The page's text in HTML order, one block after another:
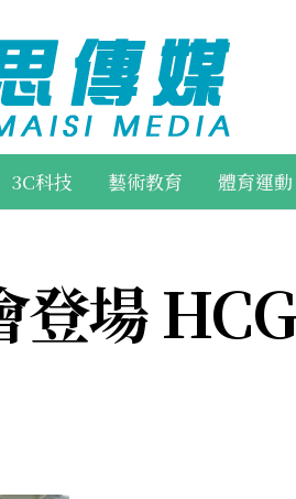
3C科技 藝術教育 體育運動
登場